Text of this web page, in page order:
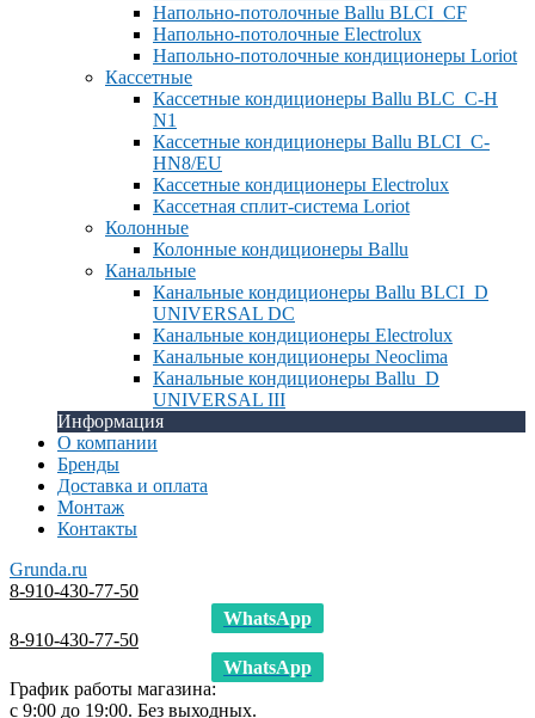
Напольно-потолочные Ballu BLCI_CF
Напольно-потолочные Electrolux
Напольно-потолочные кондиционеры Loriot
Кассетные
Кассетные кондиционеры Ballu BLC_C-H
N1
Кассетные кондиционеры Ballu BLCI_C-
HN8/EU
Кассетные кондиционеры Electrolux
Кассетная сплит-система Loriot
Колонные
Колонные кондиционеры Ballu
Канальные
Канальные кондиционеры Ballu BLCI_D
UNIVERSAL DC
Канальные кондиционеры Electrolux
Канальные кондиционеры Neoclima
Канальные кондиционеры Ballu_D
UNIVERSAL III
Информация
О компании
Бренды
Доставка и оплата
Монтаж
Контакты
Grunda.ru
8-910-430-77-50
WhatsApp
8-910-430-77-50
WhatsApp
График работы магазина:
с 9:00 до 19:00. Без выходных.